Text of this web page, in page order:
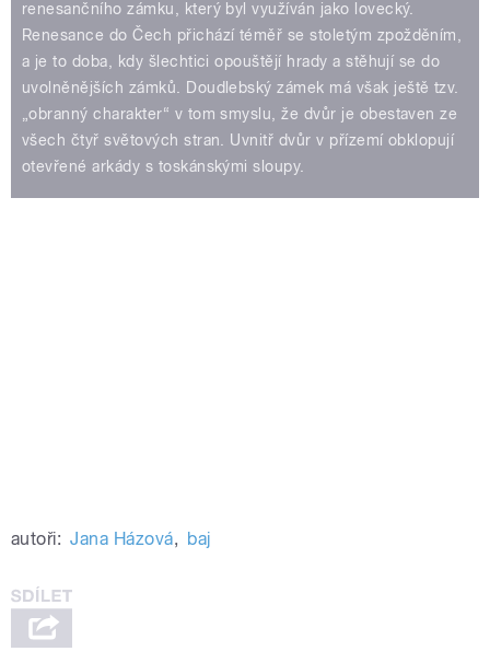
renesančního zámku, který byl využíván jako lovecký.
Renesance do Čech přichází téměř se stoletým zpožděním,
a je to doba, kdy šlechtici opouštějí hrady a stěhují se do
uvolněnějších zámků. Doudlebský zámek má však ještě tzv.
„obranný charakter“ v tom smyslu, že dvůr je obestaven ze
všech čtyř světových stran. Uvnitř dvůr v přízemí obklopují
otevřené arkády s toskánskými sloupy.
autoři: Jana Házová, baj